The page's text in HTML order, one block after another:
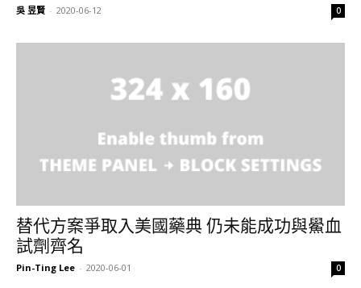
吳 昱賢 - 2020-06-12 0
替代方案爭取入美國藥典 仍未能成功與鱟血
試劑齊名
Pin-Ting Lee - 2020-06-01 0